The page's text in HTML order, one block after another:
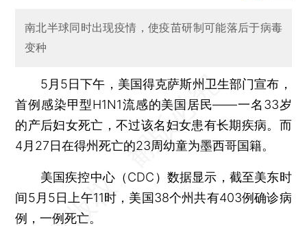
南北半球同时出现疫情，使疫苗研制可能落后于病毒
变种
5月5日下午，美国得克萨斯州卫生部门宣布，
首例感染甲型H1N1流感的美国居民——一名33岁
的产后妇女死亡，不过该名妇女患有长期疾病。而
4月27日在得州死亡的23周幼童为墨西哥国籍。
美国疾控中心（CDC）数据显示，截至美东时
间5月5日上午11时，美国38个州共有403例确诊病
例，一例死亡。